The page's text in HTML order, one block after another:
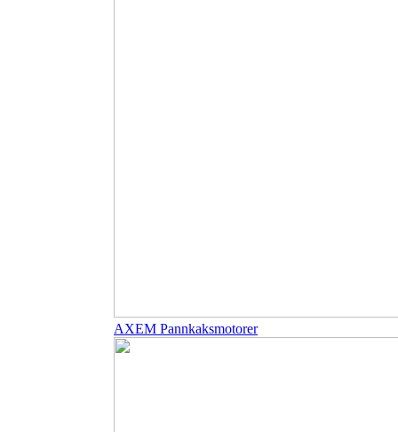
AXEM Pannkaksmotorer